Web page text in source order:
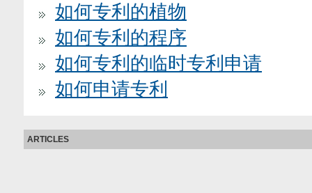
如何专利的植物
如何专利的程序
如何专利的临时专利申请
如何申请专利
ARTICLES